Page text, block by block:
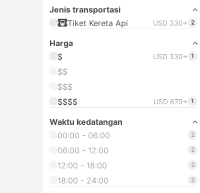
Jenis transportasi
Tiket Kereta Api
USD 330+ 2
Harga
$
USD 330+ 1
$$
$$$
$$$$
USD 679+ 1
Waktu kedatangan
00:00 - 06:00
2
06:00 - 12:00 2
12:00 - 18:00 2
18:00 - 24:00 2